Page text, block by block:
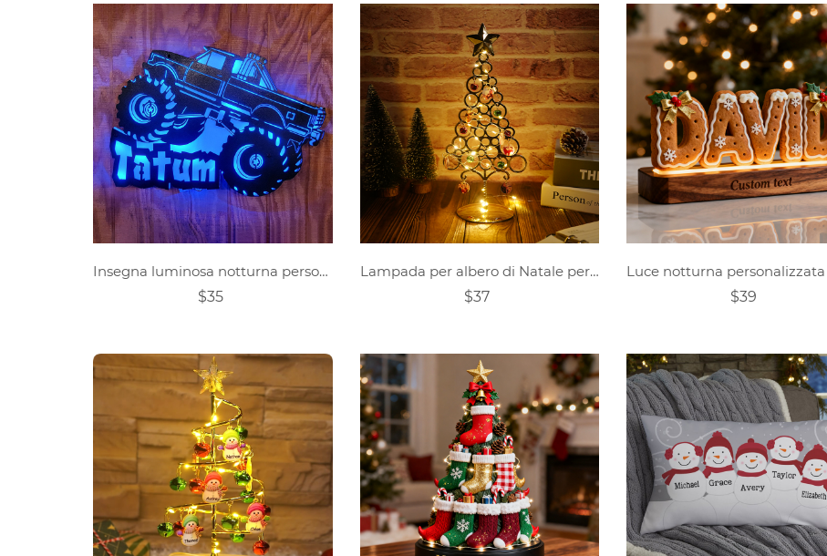
Insegna luminosa notturna personalizzata per Monster Truck
$35
Lampada per albero di Natale personalizzate con ciondolo fotografico
$37
$39